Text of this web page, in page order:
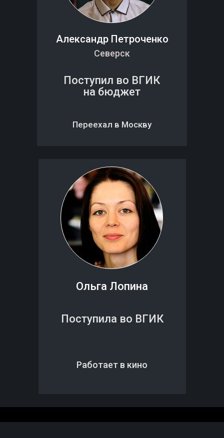
Поступил во ВГИК
на бюджет
Александр Петроченко
Ольга Лопина
Поступила во ВГИК
Работает в кино
Северск
Переехал в Москву